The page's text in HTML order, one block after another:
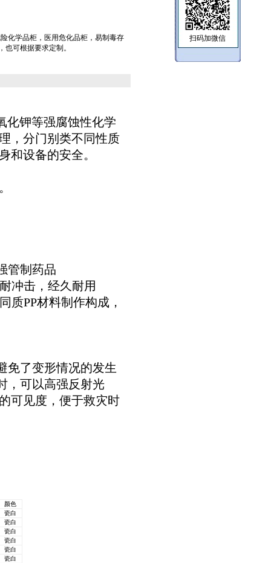
化学品柜，医用危化品柜，易制毒存
也可根据要求定制。
化钾等强腐蚀性化学
，分门别类不同性质
和设备的安全。
管制药品
冲击，经久耐用
质PP材料制作构成，
免了变形情况的发生
，可以高强反射光
可见度，便于救灾时
颜色
瓷白
瓷白
瓷白
瓷白
瓷白
瓷白
扫码加微信